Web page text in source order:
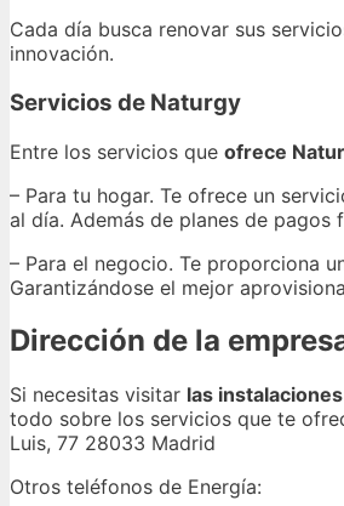
Cada día busca renovar sus
innovación.
Servicios de Naturgy
Entre los servicios que ofrece
– Para tu hogar. Te ofrece un
al día. Además de planes de pagos
– Para el negocio. Te proporciona
Garantizándose el mejor
Dirección de la
Si necesitas visitar las
todo sobre los servicios que te
Luis, 77 28033 Madrid
Otros teléfonos de Energía: